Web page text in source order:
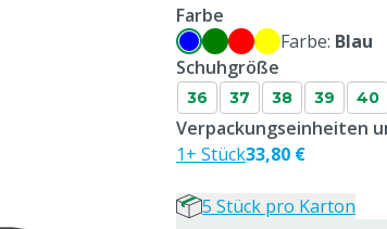
Farbe
Farbe: Blau
Schuhgröße
36 37 38 39 40
Verpackungseinheiten
1+ Stück33,80 €
5 Stück pro Karton